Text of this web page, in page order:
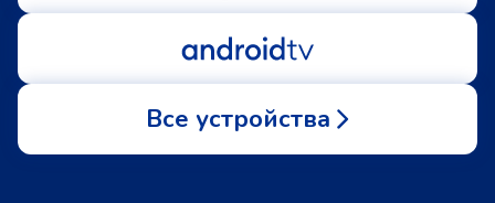
Все устройства